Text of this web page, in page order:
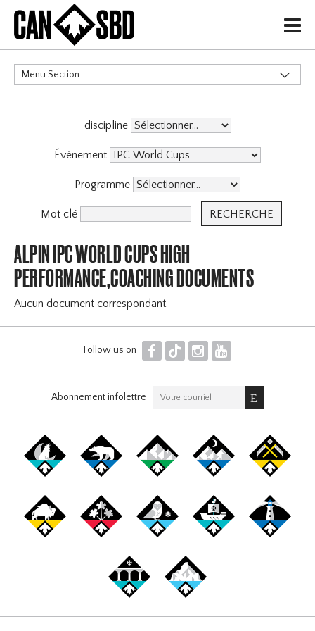
H
Menu Section
discipline
Événement
Programme
Mot clé
ALPIN IPC WORLD CUPS HIGH
PERFORMANCE,COACHING DOCUMENTS
Aucun document correspondant.
Follow us on F T I Y
Abonnement infolettre